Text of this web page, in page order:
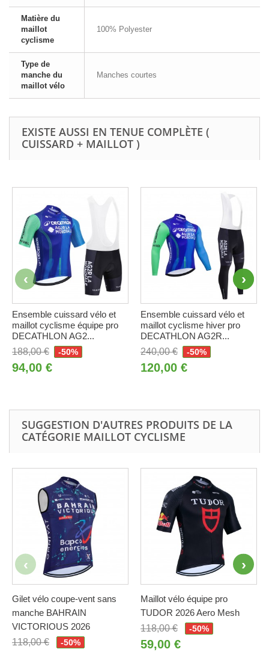
Matière du
maillot
cyclisme
100% Polyester
Type de
manche du
maillot vélo
Manches courtes
EXISTE AUSSI EN TENUE COMPLÈTE (
CUISSARD + MAILLOT )
Ensemble cuissard vélo et
maillot cyclisme équipe pro
DECATHLON AG2...
188,00 €
-50%
94,00 €
Ensemble cuissard vélo et
maillot cyclisme hiver pro
DECATHLON AG2R...
240,00 €
-50%
120,00 €
SUGGESTION D'AUTRES PRODUITS DE LA
CATÉGORIE MAILLOT CYCLISME
Gilet vélo coupe-vent sans
manche BAHRAIN
VICTORIOUS 2026
118,00 €
-50%
Maillot vélo équipe pro
TUDOR 2026 Aero Mesh
118,00 €
-50%
59,00 €